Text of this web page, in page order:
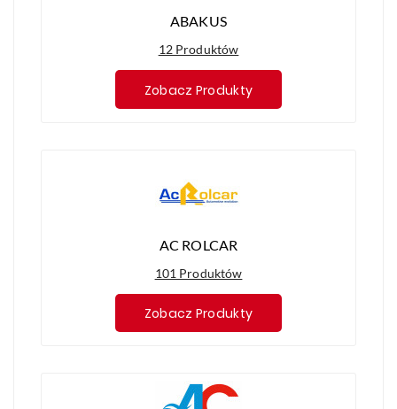
ABAKUS
12 Produktów
Zobacz Produkty
AC ROLCAR
101 Produktów
Zobacz Produkty